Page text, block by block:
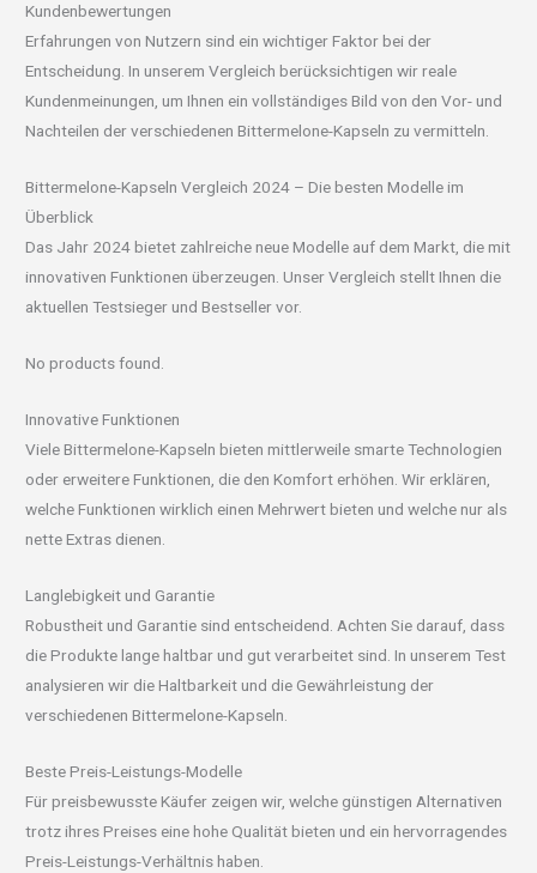
Kundenbewertungen
Erfahrungen von Nutzern sind ein wichtiger Faktor bei der
Entscheidung. In unserem Vergleich berücksichtigen wir reale
Kundenmeinungen, um Ihnen ein vollständiges Bild von den Vor- und
Nachteilen der verschiedenen Bittermelone-Kapseln zu vermitteln.
Bittermelone-Kapseln Vergleich 2024 – Die besten Modelle im
Überblick
Das Jahr 2024 bietet zahlreiche neue Modelle auf dem Markt, die mit
innovativen Funktionen überzeugen. Unser Vergleich stellt Ihnen die
aktuellen Testsieger und Bestseller vor.
No products found.
Innovative Funktionen
Viele Bittermelone-Kapseln bieten mittlerweile smarte Technologien
oder erweitere Funktionen, die den Komfort erhöhen. Wir erklären,
welche Funktionen wirklich einen Mehrwert bieten und welche nur als
nette Extras dienen.
Langlebigkeit und Garantie
Robustheit und Garantie sind entscheidend. Achten Sie darauf, dass
die Produkte lange haltbar und gut verarbeitet sind. In unserem Test
analysieren wir die Haltbarkeit und die Gewährleistung der
verschiedenen Bittermelone-Kapseln.
Beste Preis-Leistungs-Modelle
Für preisbewusste Käufer zeigen wir, welche günstigen Alternativen
trotz ihres Preises eine hohe Qualität bieten und ein hervorragendes
Preis-Leistungs-Verhältnis haben.